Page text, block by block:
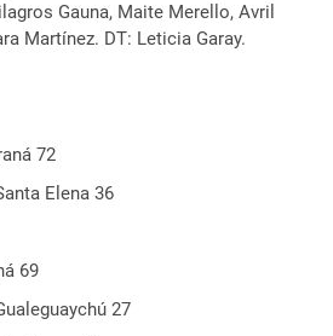
Gauna, Maite Merello, Avril
Martínez. DT: Leticia Garay.
72
Elena 36
69
27